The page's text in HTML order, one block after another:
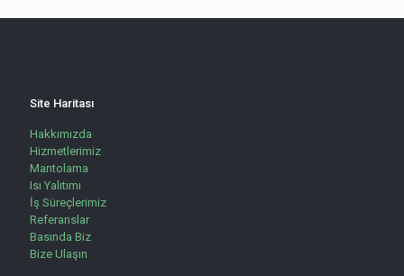
Site Haritası
Hakkımızda
Hizmetlerimiz
Mantolama
Isı Yalıtımı
İş Süreçlerimiz
Referanslar
Basında Biz
Bize Ulaşın